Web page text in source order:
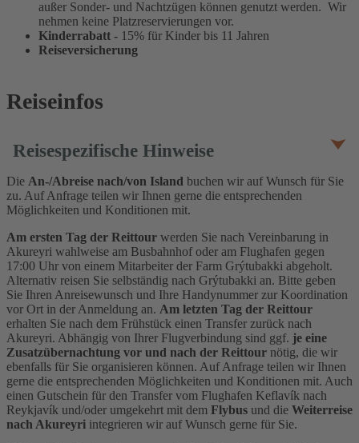
außer Sonder- und Nachtzügen können genutzt werden. Wir
nehmen keine Platzreservierungen vor.
Kinderrabatt - 15% für Kinder bis 11 Jahren
Reiseversicherung
Reiseinfos
Reisespezifische Hinweise
Die An-/Abreise nach/von Island buchen wir auf Wunsch für Sie
zu. Auf Anfrage teilen wir Ihnen gerne die entsprechenden
Möglichkeiten und Konditionen mit.
Am ersten Tag der Reittour werden Sie nach Vereinbarung in
Akureyri wahlweise am Busbahnhof oder am Flughafen gegen
17:00 Uhr von einem Mitarbeiter der Farm Grýtubakki abgeholt.
Alternativ reisen Sie selbständig nach Grýtubakki an. Bitte geben
Sie Ihren Anreisewunsch und Ihre Handynummer zur Koordination
vor Ort in der Anmeldung an. Am letzten Tag der Reittour
erhalten Sie nach dem Frühstück einen Transfer zurück nach
Akureyri. Abhängig von Ihrer Flugverbindung sind ggf. je eine
Zusatzübernachtung vor und nach der Reittour nötig, die wir
ebenfalls für Sie organisieren können. Auf Anfrage teilen wir Ihnen
gerne die entsprechenden Möglichkeiten und Konditionen mit. Auch
einen Gutschein für den Transfer vom Flughafen Keflavík nach
Reykjavík und/oder umgekehrt mit dem Flybus und die Weiterreise
nach Akureyri integrieren wir auf Wunsch gerne für Sie.